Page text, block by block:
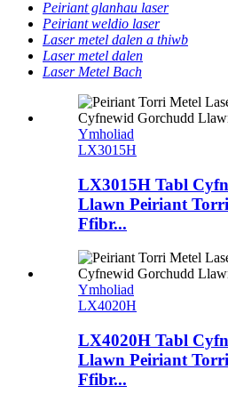
Peiriant glanhau laser
Peiriant weldio laser
Laser metel dalen a thiwb
Laser metel dalen
Laser Metel Bach
Ymholiad
LX3015H
LX3015H Tabl
Llawn Peiriant
Ffibr...
Ymholiad
LX4020H
LX4020H Tabl
Llawn Peiriant
Ffibr...